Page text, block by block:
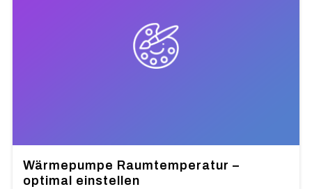
Wärmepumpe Raumtemperatur –
optimal einstellen